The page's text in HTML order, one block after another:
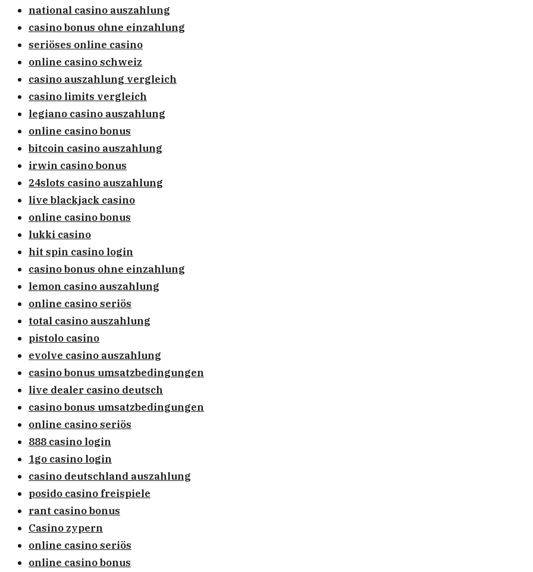
national casino auszahlung
casino bonus ohne einzahlung
seriöses online casino
online casino schweiz
casino auszahlung vergleich
casino limits vergleich
legiano casino auszahlung
online casino bonus
bitcoin casino auszahlung
irwin casino bonus
24slots casino auszahlung
live blackjack casino
online casino bonus
lukki casino
hit spin casino login
casino bonus ohne einzahlung
lemon casino auszahlung
online casino seriös
total casino auszahlung
pistolo casino
evolve casino auszahlung
casino bonus umsatzbedingungen
live dealer casino deutsch
casino bonus umsatzbedingungen
online casino seriös
888 casino login
1go casino login
casino deutschland auszahlung
posido casino freispiele
rant casino bonus
Casino zypern
online casino seriös
online casino bonus